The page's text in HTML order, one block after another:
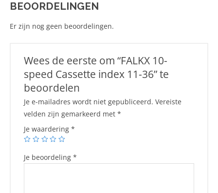
BEOORDELINGEN
Er zijn nog geen beoordelingen.
Wees de eerste om “FALKX 10-
speed Cassette index 11-36” te
beoordelen
Je e-mailadres wordt niet gepubliceerd. Vereiste
velden zijn gemarkeerd met*
Je waardering*
Je beoordeling*